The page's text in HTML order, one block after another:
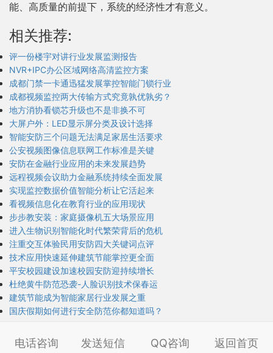
能、高质量的前提下，系统的经济性才有意义。
相关推荐:
评一份楼宇对讲行业发展监测报告
NVR+IPC办公区域网络高清监控方案
成都门禁一卡通迅猛发展掌控智能门锁行业
成都视频监控两大传输方式究竟孰优孰劣？
地方消协看锁芯升级也不是非换不可
大屏户外：LED显示屏分类及设计选择
智能安防三个问题无法满足家居生活要求
公安视频图像信息联网工作标准是关键
安防在金融行业应用的未来发展趋势
远程视频会议助力金融系统持续全面发展
实现监控数据价值智能分析让它活起来
看视频信息化在教育行业的应用现状
步步教安装：家庭摄像机五大场景应用
进入生物识别智能化时代繁荣背后的危机
注重交互体验民用安防四大关键词点评
技术应用快速延伸建筑节能掌控更全面
平安校园建设加速校园安防迎持续增长
杜绝黄牛防范恐袭-人脸识别技术保春运
建筑节能成为智能家居行业发展之重
国庆假期如何进行安全防范你都知道吗？
电话咨询 发送短信 QQ咨询 返回首页